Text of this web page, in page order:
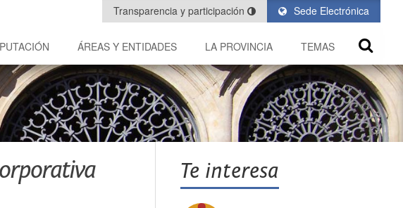
Sede Electrónica
Transparencia y participación
ÁREAS Y ENTIDADES LA PROVINCIA TEMAS
Te interesa